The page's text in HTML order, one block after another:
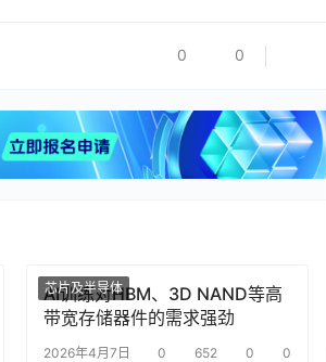
0 0
芯片及半导体
AI训练对HBM、3D NAND等高
带宽存储器件的需求强劲
2026年4月7日 0 652 0 0